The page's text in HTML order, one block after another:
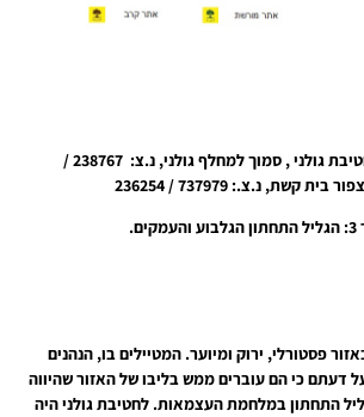
נקודת התחלה: מוזיאון חטיבת גולני , סמוך למחלף גולני, נ.צ: 238767 /
פסטורלי, ירוק ומיוער. המטיילים בו, הנהנים
דעתם כי הם עוברים ממש בליבו של האזור שהיווה
התחתון במלחמת העצמאות. לחטיבת גולני היה